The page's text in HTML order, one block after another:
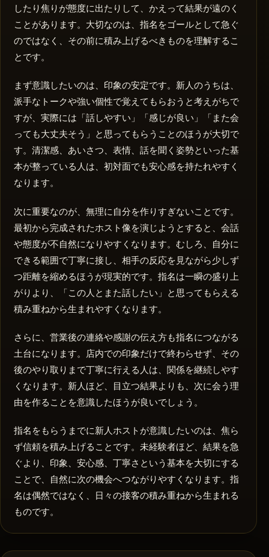
したり焦りが態度に出たりして、かえって結果が遠のく
ことがあります。大切なのは、指名をゴールとして急ぐ
のではなく、その前に積み上げるべきものを理解するこ
とです。
まず意識したいのは、印象の安定です。新人のうちは、
派手なトークや強い個性で覚えてもらおうと考えがちで
すが、実際には「話しやすい」「感じが良い」「また会
っても大丈夫そう」と思ってもらうことのほうが大切で
す。清潔感、あいさつ、表情、話を聞く姿勢といった基
本が整っている人は、初対面でも安心感を持たれやすく
なります。
次に重要なのが、無理に自分を作りすぎないことです。
最初から完成されたホスト像を演じようとすると、会話
や態度が不自然になりやすくなります。むしろ、自分に
できる範囲で丁寧に接し、相手の反応を見ながら少しず
つ距離を縮めるほうが現実的です。指名は一瞬の盛り上
がりより、「この人とまた話したい」と思ってもらえる
積み重ねから生まれやすくなります。
さらに、営業後の連絡や感謝の伝え方も指名につながる
土台になります。店内での印象だけで終わらせず、その
後のやり取りまで丁寧に行える人は、関係を継続しやす
くなります。新人ほど、目立つ結果よりも、次に会う理
由を作ることを意識したほうが良いでしょう。
指名をもらうまでに新人ホストが意識したいのは、焦ら
ず信頼を積み上げることです。未経験者ほど、結果を急
ぐより、印象、安心感、丁寧さという基本を大切にする
ことで、自然に次の機会へつながりやすくなります。指
名は偶然ではなく、日々の接客の積み重ねから生まれる
ものです。